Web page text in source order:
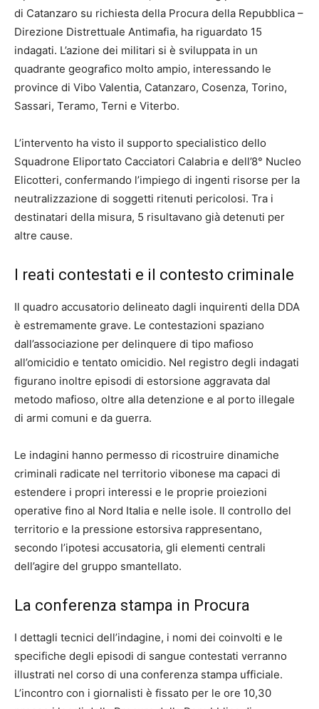
di Catanzaro su richiesta della Procura della Repubblica –
Direzione Distrettuale Antimafia, ha riguardato 15
indagati. L’azione dei militari si è sviluppata in un
quadrante geografico molto ampio, interessando le
province di Vibo Valentia, Catanzaro, Cosenza, Torino,
Sassari, Teramo, Terni e Viterbo.
L’intervento ha visto il supporto specialistico dello
Squadrone Eliportato Cacciatori Calabria e dell’8° Nucleo
Elicotteri, confermando l’impiego di ingenti risorse per la
neutralizzazione di soggetti ritenuti pericolosi. Tra i
destinatari della misura, 5 risultavano già detenuti per
altre cause.
I reati contestati e il contesto criminale
Il quadro accusatorio delineato dagli inquirenti della DDA
è estremamente grave. Le contestazioni spaziano
dall’associazione per delinquere di tipo mafioso
all’omicidio e tentato omicidio. Nel registro degli indagati
figurano inoltre episodi di estorsione aggravata dal
metodo mafioso, oltre alla detenzione e al porto illegale
di armi comuni e da guerra.
Le indagini hanno permesso di ricostruire dinamiche
criminali radicate nel territorio vibonese ma capaci di
estendere i propri interessi e le proprie proiezioni
operative fino al Nord Italia e nelle isole. Il controllo del
territorio e la pressione estorsiva rappresentano,
secondo l’ipotesi accusatoria, gli elementi centrali
dell’agire del gruppo smantellato.
La conferenza stampa in Procura
I dettagli tecnici dell’indagine, i nomi dei coinvolti e le
specifiche degli episodi di sangue contestati verranno
illustrati nel corso di una conferenza stampa ufficiale.
L’incontro con i giornalisti è fissato per le ore 10,30